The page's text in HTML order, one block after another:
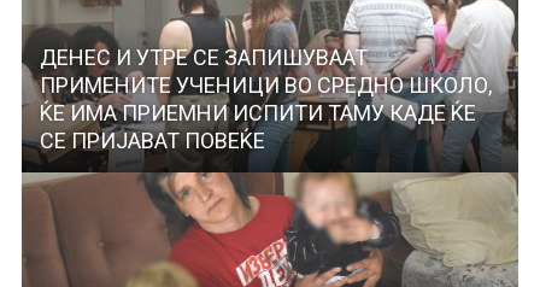
ДЕНЕС И УТРЕ СЕ ЗАПИШУВААТ
ПРИМЕНИТЕ УЧЕНИЦИ ВО СРЕДНО ШКОЛО,
ЌЕ ИМА ПРИЕМНИ ИСПИТИ ТАМУ КАДЕ ЌЕ
СЕ ПРИЈАВАТ ПОВЕЌЕ